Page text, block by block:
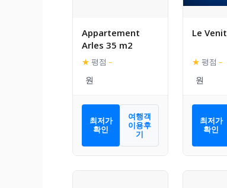
Appartement
Arles 35 m2
★ 평점 –
최저가
확인
여행객
이용후
기
Le
★ 평점 –
최저가
확인